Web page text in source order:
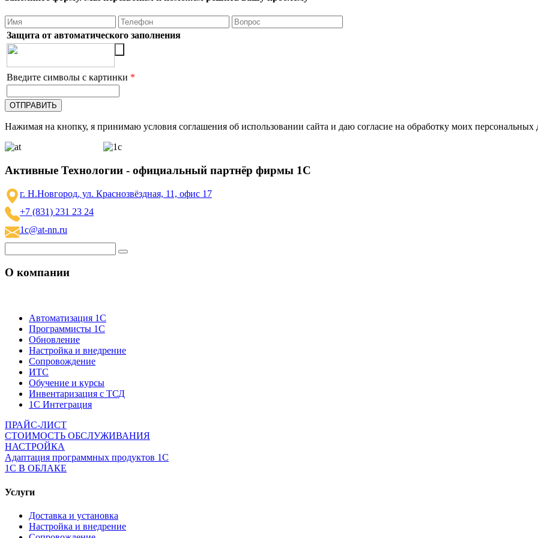
Защита от автоматического заполнения
Введите символы с картинки *
Нажимая на кнопку, я принимаю условия соглашения об использовании сайта и даю согласие на обработку моих персональных
Активные Технологии - официальный партнёр фирмы 1С
г. Н.Новгород, ул. Краснозвёздная, 11, офис 17
+7 (831) 231 23 24
1c@at-nn.ru
О компании
Автоматизация 1С
Программисты 1С
Обновление
Настройка и внедрение
Сопровождение
ИТС
Обучение и курсы
Инвентаризация с ТСД
1С Интеграция
ПРАЙС-ЛИСТ
СТОИМОСТЬ ОБСЛУЖИВАНИЯ
НАСТРОЙКА
Адаптация программных продуктов 1С
1С В ОБЛАКЕ
Услуги
Доставка и установка
Настройка и внедрение